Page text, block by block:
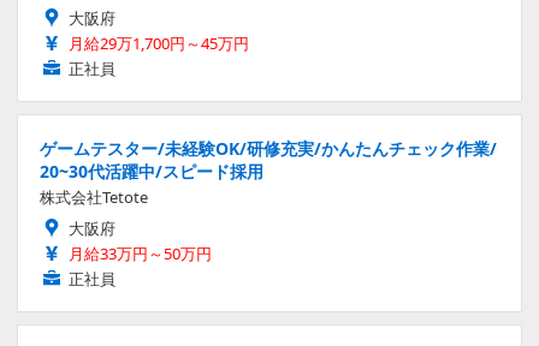
大阪府
月給29万1,700円～45万円
正社員
ゲームテスター/未経験OK/研修充実/かんたんチェック作業/
20~30代活躍中/スピード採用
株式会社Tetote
大阪府
月給33万円～50万円
正社員